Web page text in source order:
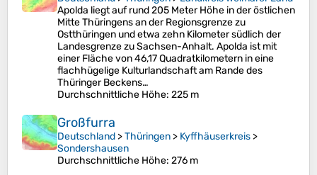
Apolda liegt auf rund 205 Meter Höhe in der östlichen
Mitte Thüringens an der Regionsgrenze zu
Ostthüringen und etwa zehn Kilometer südlich der
Landesgrenze zu Sachsen-Anhalt. Apolda ist mit
einer Fläche von 46,17 Quadratkilometern in eine
flachhügelige Kulturlandschaft am Rande des
Thüringer Beckens…
Durchschnittliche Höhe: 225 m
Großfurra
Deutschland >Thüringen > Kyffhäuserkreis >
Sondershausen
Durchschnittliche Höhe: 276 m